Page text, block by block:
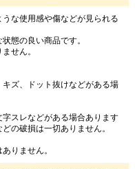
な使用感や傷などが見られる
態の良い商品です。
せん。
キズ、ドット抜けなどがある場
スレなどがある場合あります
の破損は一切ありません。
りません。